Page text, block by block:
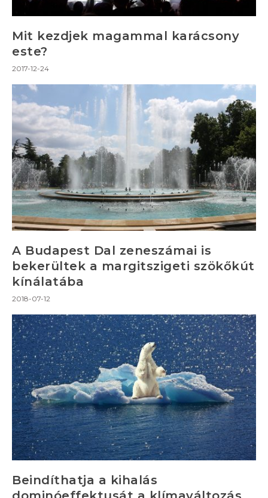
Mit kezdjek magammal karácsony
este?
2017-12-24
A Budapest Dal zeneszámai is
bekerültek a margitszigeti szökőkút
kínálatába
2018-07-12
Beindíthatja a kihalás